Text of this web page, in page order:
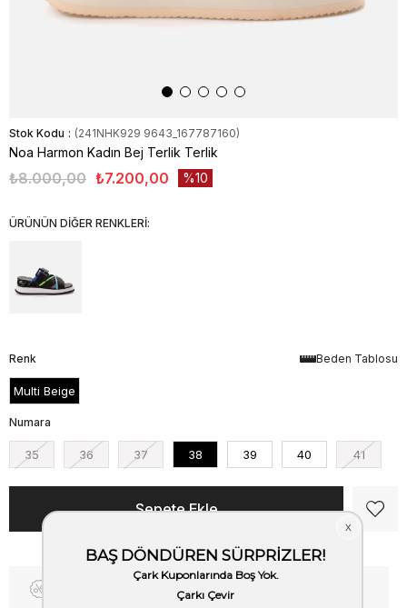
Stok Kodu (241NHK929 9643_167787160)
Noa Harmon Kadın Bej Terlik Terlik
₺8.000,00 ₺7.200,00 10
ÜRÜNÜN DİĞER RENKLERİ:
Beden Tablosu
Renk
Multi Beige
Numara
35 36 37 38 39 40 41
Fiyat Düşünce Haber Ver